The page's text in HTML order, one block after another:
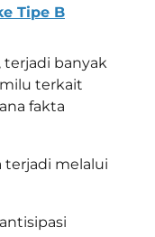
Tipe B
terjadi banyak
terkait
fakta
terjadi melalui